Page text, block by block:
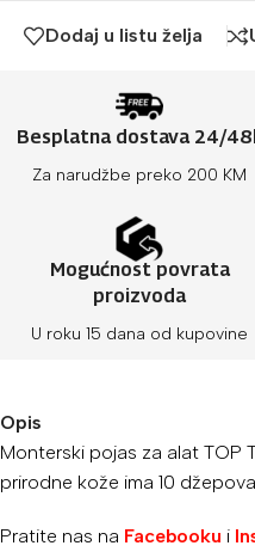
Dodaj u listu želja
Besplatna dostava 24/
Za narudžbe preko 200 KM
Mogućnost povrata
proizvoda
U roku 15 dana od kupovine
Opis
Monterski pojas za alat TOP
prirodne kože ima 10
Pratite nas na Facebooku i